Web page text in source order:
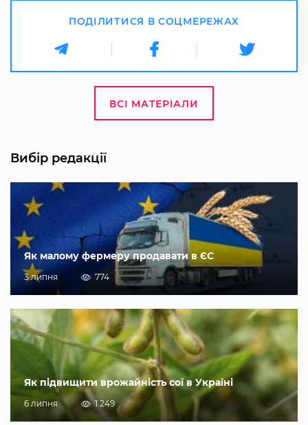
ПОДІЛИТИСЯ В СОЦМЕРЕЖАХ
ВСІ МАТЕРІАЛИ
Вибір редакції
Як малому фермеру продавати в ЄС
3 липня 774
Як підвищити врожайність сої в Україні
6 липня 1 249